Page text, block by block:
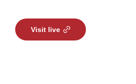
Visit live